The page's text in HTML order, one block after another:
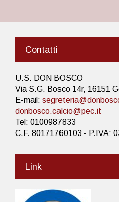
Contatti
U.S. DON BOSCO
Via S.G. Bosco 14r, 16151
E-mail:
donbosco.calcio@pec.it
Tel: 0100987833
C.F. 80171760103 - P.IVA:
Link